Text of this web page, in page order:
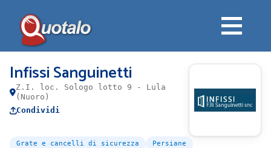
Infissi Sanguinetti
Z.I. loc. Sologo lotto 9 - Lula
(Nuoro)
Condividi
Grate e cancelli di sicurezza
Persiane